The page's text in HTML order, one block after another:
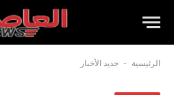
الرئيسية - جديد الأخبار